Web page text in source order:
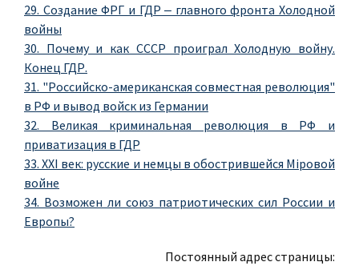
29. Создание ФРГ и ГДР ‒ главного фронта Холодной
войны
30. Почему и как СССР проиграл Холодную войну.
Конец ГДР.
31. "Российско-американская совместная революция"
в РФ и вывод войск из Германии
32. Великая криминальная революция в РФ и
приватизация в ГДР
33. XXI век: русские и немцы в обострившейся Мiровой
войне
34. Возможен ли союз патриотических сил России и
Европы?
Постоянный адрес страницы: